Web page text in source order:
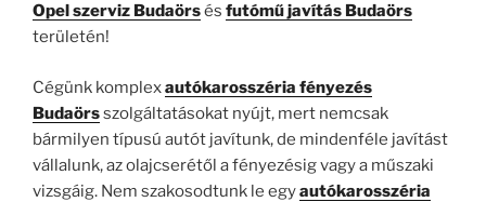
Opel szerviz Budaörsés futómű javítás Budaörs
területén!
Cégünk komplexautókarosszéria fényezés
Budaörsszolgáltatásokat nyújt, mert nemcsak
bármilyen típusú autót javítunk, de mindenféle javítást
vállalunk, az olajcserétől a fényezésig vagy a műszaki
vizsgáig. Nem szakosodtunk le egyautókarosszéria